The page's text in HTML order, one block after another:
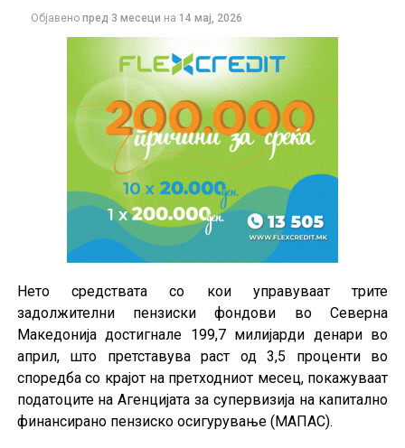
Објавено пред 3 месеци на 14 мај, 2026
Нето средствата со кои управуваат трите
задолжителни пензиски фондови во Северна
Македонија достигнале 199,7 милијарди денари во
април, што претставува раст од 3,5 проценти во
споредба со крајот на претходниот месец, покажуваат
податоците на Агенцијата за супервизија на капитално
финансирано пензиско осигурување (МАПАС).